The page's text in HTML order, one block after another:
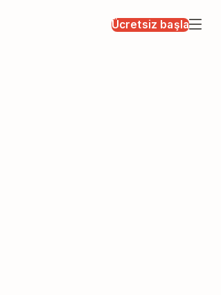
Ücretsiz başla